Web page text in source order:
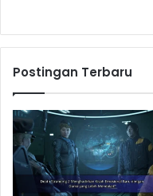
Postingan Terbaru